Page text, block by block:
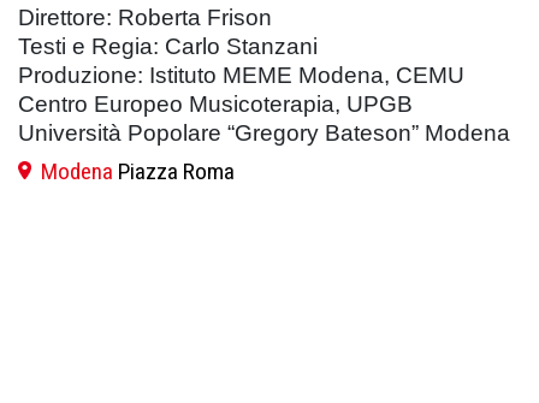
Direttore: Roberta Frison
Testi e Regia: Carlo Stanzani
Produzione: Istituto MEME Modena, CEMU
Centro Europeo Musicoterapia, UPGB
Università Popolare “Gregory Bateson” Modena
Modena Piazza Roma